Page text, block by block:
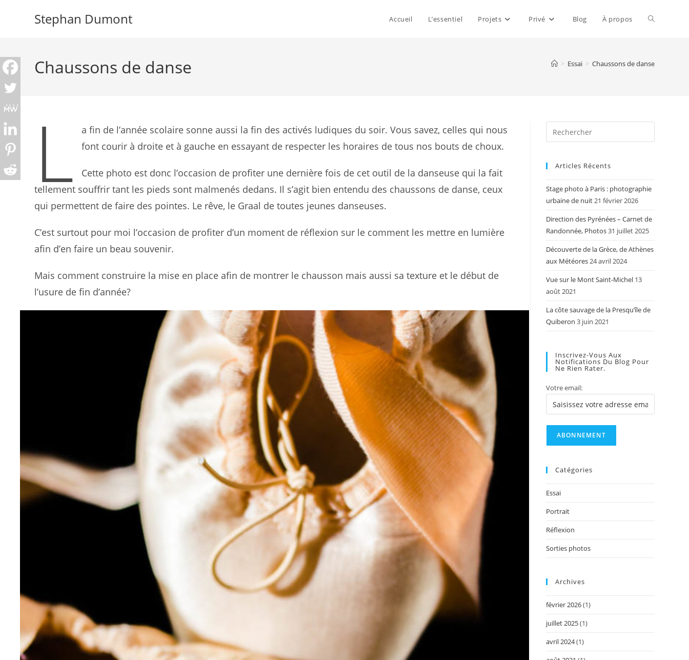
Stephan Dumont Accueil L’essentiel Projets Privé Blog À propos Toggle
Chaussons de danse > Essai > Chaussons de danse
L
a fin de l’année scolaire sonne aussi la fin des activés ludiques du soir. Vous savez, celles qui nous
font courir à droite et à gauche en essayant de respecter les horaires de tous nos bouts de choux.
Cette photo est donc l’occasion de profiter une dernière fois de cet outil de la danseuse qui la fait
tellement souffrir tant les pieds sont malmenés dedans. Il s’agit bien entendu des chaussons de danse, ceux
qui permettent de faire des pointes. Le rêve, le Graal de toutes jeunes danseuses.
C’est surtout pour moi l’occasion de profiter d’un moment de réflexion sur le comment les mettre en lumière
afin d’en faire un beau souvenir.
Mais comment construire la mise en place afin de montrer le chausson mais aussi sa texture et le début de
l’usure de fin d’année?
Articles Récents
Stage photo à Paris : photographie
urbaine de nuit21 février 2026
Direction des Pyrénées – Carnet de
Randonnée, Photos31 juillet 2025
Découverte de la Grèce, de Athènes
aux Météores24 avril 2024
Vue sur le Mont Saint-Michel 13
août 2021
La côte sauvage de la Presqu’île de
Quiberon 3 juin 2021
Inscrivez-Vous Aux
Notifications Du Blog Pour
Ne Rien Rater.
Votre email:
Catégories
Essai
Portrait
Réflexion
Sorties photos
Archives
février 2026(1)
juillet 2025(1)
avril 2024(1)